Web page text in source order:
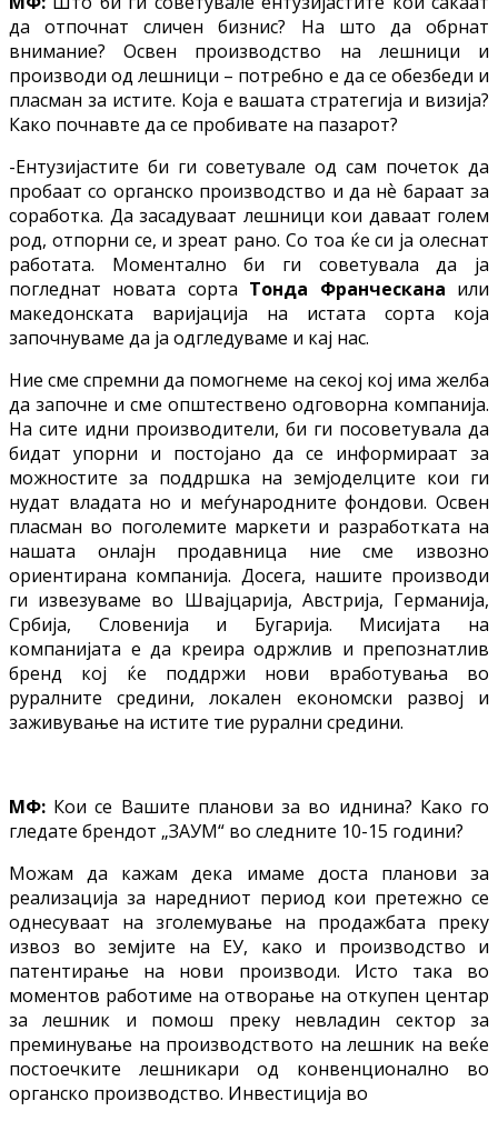
да отпочнат сличен бизнис? На што да обрнат
внимание? Освен производство на лешници и
производи од лешници – потребно е да се обезбеди и
пласман за истите. Која е вашата стратегија и визија?
Како почнавте да се пробивате на пазарот?
-Ентузијастите би ги советувале од сам почеток да
пробаат со органско производство и да нѐ бараат за
соработка. Да засадуваат лешници кои даваат голем
род, отпорни се, и зреат рано. Со тоа ќе си ја олеснат
работата. Моментално би ги советувала да ја
погледнат новата сорта Тонда Франческана или
македонската варијација на истата сорта која
започнуваме да ја одгледуваме и кај нас.
Ние сме спремни да помогнеме на секој кој има желба
да започне и сме општествено одговорна компанија.
На сите идни производители, би ги посоветувала да
бидат упорни и постојано да се информираат за
можностите за поддршка на земјоделците кои ги
нудат владата но и меѓународните фондови. Освен
пласман во поголемите маркети и разработката на
нашата онлајн продавница ние сме извозно
ориентирана компанија. Досега, нашите производи
ги извезуваме во Швајцарија, Австрија, Германија,
Србија, Словенија и Бугарија. Мисијата на
компанијата е да креира одржлив и препознатлив
бренд кој ќе поддржи нови вработувања во
руралните средини, локален економски развој и
заживување на истите тие рурални средини.
МФ: Кои се Вашите планови за во иднина? Како го
гледате брендот „ЗАУМ“ во следните 10-15 години?
Можам да кажам дека имаме доста планови за
реализација за наредниот период кои претежно се
однесуваат на зголемување на продажбата преку
извоз во земјите на ЕУ, како и производство и
патентирање на нови производи. Исто така во
моментов работиме на отворање на откупен центар
за лешник и помош преку невладин сектор за
преминување на производството на лешник на веќе
постоечките лешникари од конвенционално во
органско производство. Инвестиција во